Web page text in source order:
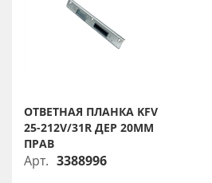
ОТВЕТНАЯ ПЛАНКА KFV
25-212V/31R ДЕР 20ММ
ПРАВ
Арт. 3388996